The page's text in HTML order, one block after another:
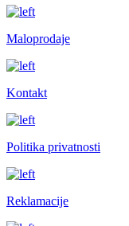
Maloprodaje
Kontakt
Politika privatnosti
Reklamacije